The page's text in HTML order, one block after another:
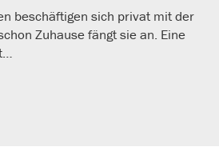
beschäftigen sich privat mit der
Zuhause fängt sie an. Eine